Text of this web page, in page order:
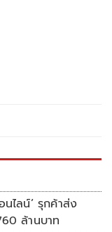
ไลน์’ รุกค้าส่ง
ล้านบาท